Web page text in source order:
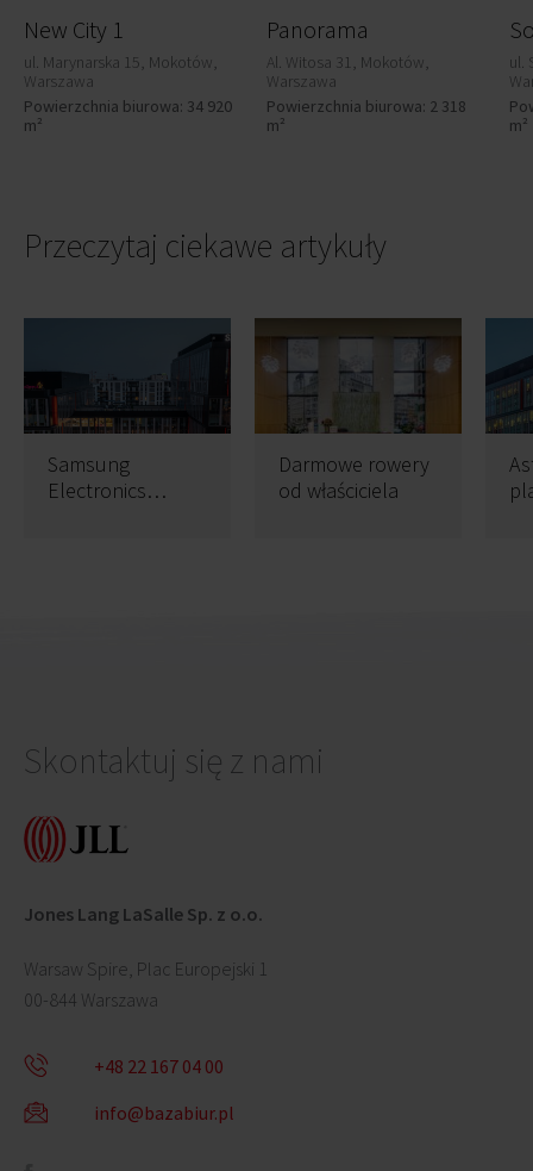
New City 1
ul. Marynarska 15, Mokotów,
Warszawa
Powierzchnia biurowa: 34 920
m²
Panorama
Al. Witosa 31, Mokotów,
Warszawa
Powierzchnia biurowa: 2 318
m²
ul.
m²
Przeczytaj ciekawe artykuły
Samsung
Electronics
Darmowe rowery
od właściciela
Skontaktuj się z nami
Jones Lang LaSalle Sp. z o.o.
Warsaw Spire, Plac Europejski 1
00-844 Warszawa
+48 22 167 04 00
info@bazabiur.pl